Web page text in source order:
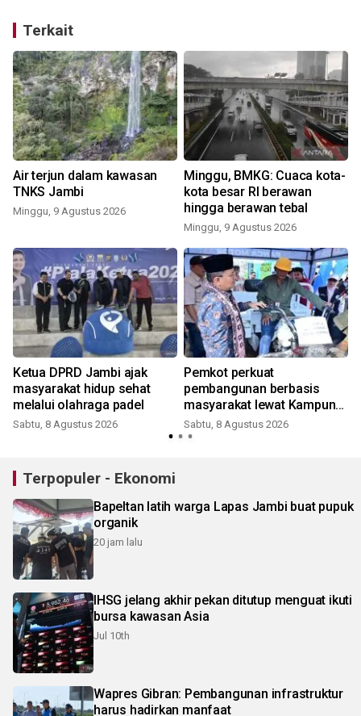
Terkait
Air terjun dalam kawasan
TNKS Jambi
Minggu, 9 Agustus 2026
Minggu, BMKG: Cuaca kota-
kota besar RI berawan
hingga berawan tebal
Minggu, 9 Agustus 2026
Ketua DPRD Jambi ajak
masyarakat hidup sehat
melalui olahraga padel
Sabtu, 8 Agustus 2026
Pemkot perkuat
pembangunan berbasis
masyarakat lewat Kampung
Bahagia
Sabtu, 8 Agustus 2026
Terpopuler - Ekonomi
Bapeltan latih warga Lapas Jambi buat pupuk
organik
20 jam lalu
IHSG jelang akhir pekan ditutup menguat ikuti
bursa kawasan Asia
Jul 10th
Wapres Gibran: Pembangunan infrastruktur
harus hadirkan manfaat